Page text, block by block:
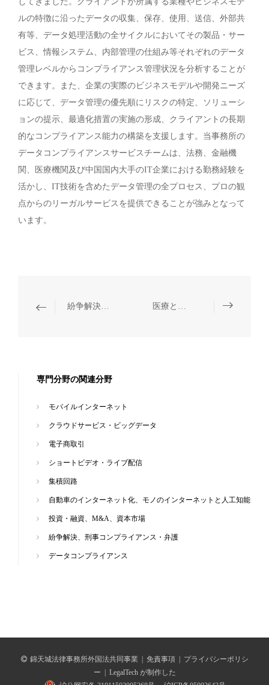
ルの特徴に沿ったデータの収集、保存、使用、送信、外部共
有等、データ処理活動の全サイクルにおいてその製品・サー
ビス、情報システム、内部管理の仕組み等それぞれのデータ
管理レベルからコンプライアンス管理状況を分析することが
できます。また、企業の実際のビジネスモデルや開発ニーズ
に応じて、データ管理の優先順にリスクの特定、ソリューシ
ョンの提示、最適化措置の実施の形成、クライアントの長期
的なコンプライアンス能力の構築を支援します。当事務所の
データコンプライアンスサービスチームは、法務、金融機
関、医療機関及び中国国内大手のIT企業における勤務経験を
活かし、IT技術を含めたデータ管理の全プロセス、プロの観
点からのリーガルサービスを提供できることが強みとなって
います。
紛争解決、刑事コンプライアンス・弁護 医療と健康・薬事
専門分野の関連分野
モバイルインターネット
クラウドサービス・ビッグデータ
電子商取引
ショートビデオ・ライブ配信
集積回路
自動車のインターネット化、モノのインターネットと人工知能
投資・融資、M&A、資本市場
紛争解決、刑事コンプライアンス・弁護
データコンプライアンス
錦天城法律事務所外国法共同事業 | 免責事項 | プライバシーポリシ
ー | LegalTech が制作した